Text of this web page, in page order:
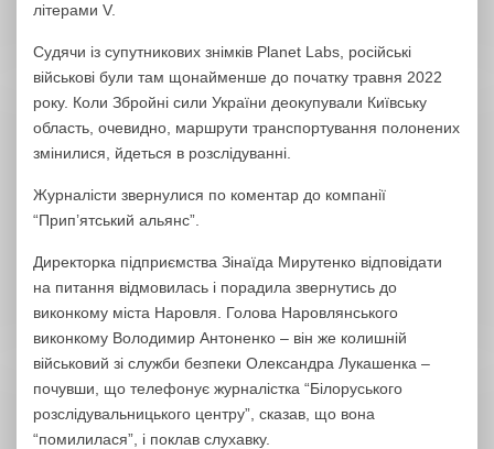
літерами V.
Судячи із супутникових знімків Planet Labs, російські
військові були там щонайменше до початку травня 2022
року. Коли Збройні сили України деокупували Київську
область, очевидно, маршрути транспортування полонених
змінилися, йдеться в розслідуванні.
Журналісти звернулися по коментар до компанії
“Прип’ятський альянс”.
Директорка підприємства Зінаїда Мирутенко відповідати
на питання відмовилась і порадила звернутись до
виконкому міста Наровля. Голова Наровлянського
виконкому Володимир Антоненко – він же колишній
військовий зі служби безпеки Олександра Лукашенка –
почувши, що телефонує журналістка “Білоруського
розслідувальницького центру”, сказав, що вона
“помилилася”, і поклав слухавку.